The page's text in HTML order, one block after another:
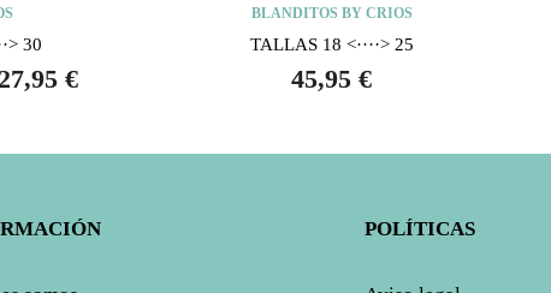
30
27,95€
BLANDITOS BY CRIOS
TALLAS 18 <····> 25
45,95€
POLÍTICAS